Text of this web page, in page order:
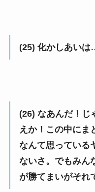
(25) 化かしあいは
(26) なあんだ！じ
えか！この中にま
なんて思っている
ないさ。でもみん
が勝てまいがそれ